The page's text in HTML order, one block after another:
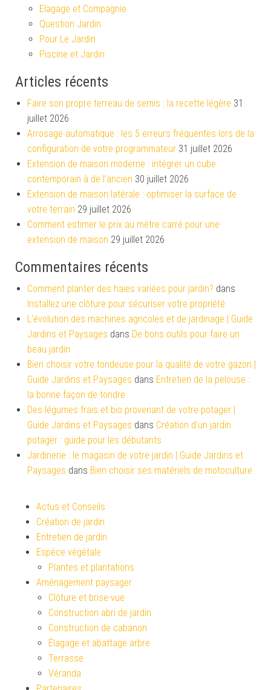
Elagage et Compagnie
Question Jardin
Pour Le Jardin
Piscine et Jardin
Articles récents
Faire son propre terreau de semis : la recette légère 31
juillet 2026
Arrosage automatique : les 5 erreurs fréquentes lors de la
configuration de votre programmateur 31 juillet 2026
Extension de maison moderne : intégrer un cube
contemporain à de l’ancien 30 juillet 2026
Extension de maison latérale : optimiser la surface de
votre terrain 29 juillet 2026
Comment estimer le prix au mètre carré pour une
extension de maison 29 juillet 2026
Commentaires récents
Comment planter des haies variées pour jardin? dans
Installez une clôture pour sécuriser votre propriété
L'évolution des machines agricoles et de jardinage | Guide
Jardins et Paysages dans De bons outils pour faire un
beau jardin
Bien choisir votre tondeuse pour la qualité de votre gazon |
Guide Jardins et Paysages dans Entretien de la pelouse :
la bonne façon de tondre
Des légumes frais et bio provenant de votre potager |
Guide Jardins et Paysages dans Création d’un jardin
potager : guide pour les débutants
Jardinerie : le magasin de votre jardin | Guide Jardins et
Paysages dans Bien choisir ses matériels de motoculture
Actus et Conseils
Création de jardin
Entretien de jardin
Espèce végétale
Plantes et plantations
Aménagement paysager
Clôture et brise-vue
Construction abri de jardin
Construction de cabanon
Élagage et abattage arbre
Terrasse
Véranda